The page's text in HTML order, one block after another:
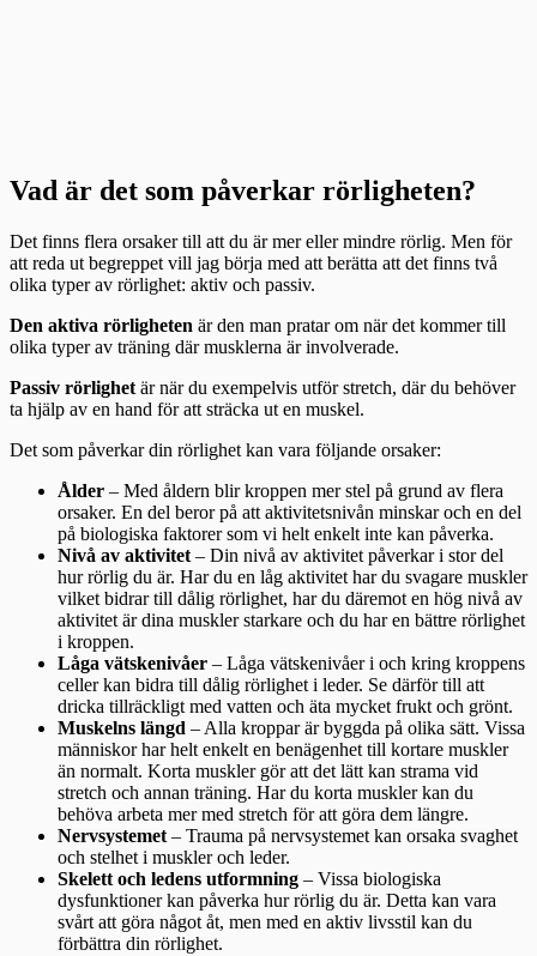
Vad är det som påverkar rörligheten?
Det finns flera orsaker till att du är mer eller mindre rörlig. Men för
att reda ut begreppet vill jag börja med att berätta att det finns två
olika typer av rörlighet: aktiv och passiv.
Den aktiva rörligheten är den man pratar om när det kommer till
olika typer av träning där musklerna är involverade.
Passiv rörlighet är när du exempelvis utför stretch, där du behöver
ta hjälp av en hand för att sträcka ut en muskel.
Det som påverkar din rörlighet kan vara följande orsaker:
Ålder – Med åldern blir kroppen mer stel på grund av flera
orsaker. En del beror på att aktivitetsnivån minskar och en del
på biologiska faktorer som vi helt enkelt inte kan påverka.
Nivå av aktivitet – Din nivå av aktivitet påverkar i stor del
hur rörlig du är. Har du en låg aktivitet har du svagare muskler
vilket bidrar till dålig rörlighet, har du däremot en hög nivå av
aktivitet är dina muskler starkare och du har en bättre rörlighet
i kroppen.
Låga vätskenivåer – Låga vätskenivåer i och kring kroppens
celler kan bidra till dålig rörlighet i leder. Se därför till att
dricka tillräckligt med vatten och äta mycket frukt och grönt.
Muskelns längd – Alla kroppar är byggda på olika sätt. Vissa
människor har helt enkelt en benägenhet till kortare muskler
än normalt. Korta muskler gör att det lätt kan strama vid
stretch och annan träning. Har du korta muskler kan du
behöva arbeta mer med stretch för att göra dem längre.
Nervsystemet – Trauma på nervsystemet kan orsaka svaghet
och stelhet i muskler och leder.
Skelett och ledens utformning – Vissa biologiska
dysfunktioner kan påverka hur rörlig du är. Detta kan vara
svårt att göra något åt, men med en aktiv livsstil kan du
förbättra din rörlighet.